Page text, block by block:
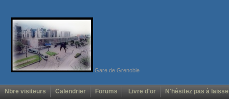
Gare de Grenoble
Nbre visiteurs Calendrier Forums Livre d'or N'hésitez pas à